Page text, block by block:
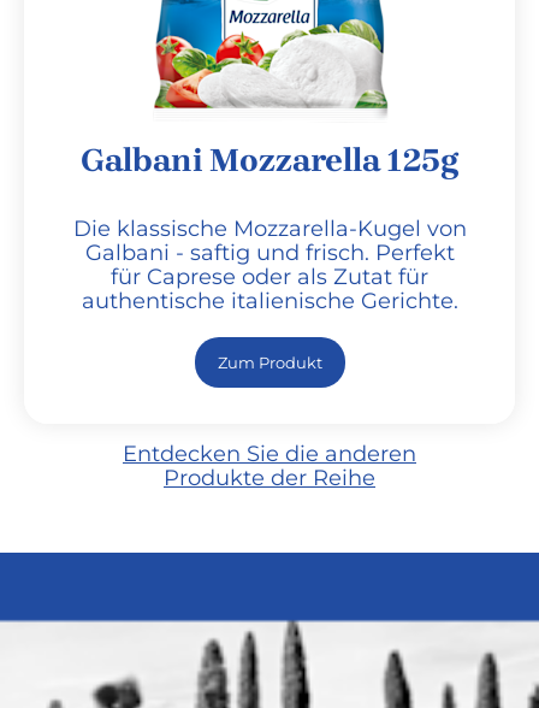
Galbani Mozzarella 125g
Die klassische Mozzarella-Kugel von
Galbani - saftig und frisch. Perfekt
für Caprese oder als Zutat für
authentische italienische Gerichte.
Zum Produkt
Entdecken Sie die anderen
Produkte der Reihe